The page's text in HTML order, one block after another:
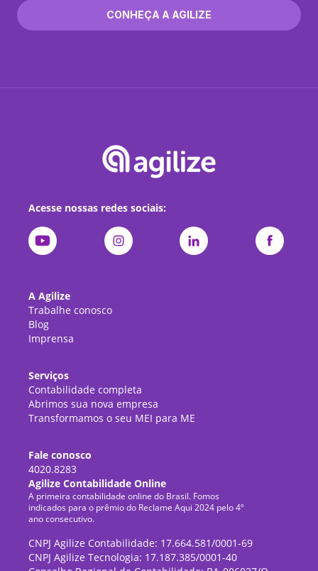
CONHEÇA A AGILIZE
Acesse nossas redes sociais:
A Agilize
Trabalhe conosco
Blog
Imprensa
Serviços
Contabilidade completa
Abrimos sua nova empresa
Transformamos o seu MEI para ME
Fale conosco
4020.8283
Agilize Contabilidade Online
A primeira contabilidade online do Brasil. Fomos
indicados para o prêmio do Reclame Aqui 2024 pelo 4º
ano consecutivo.
CNPJ Agilize Contabilidade: 17.664.581/0001-69
CNPJ Agilize Tecnologia: 17.187.385/0001-40